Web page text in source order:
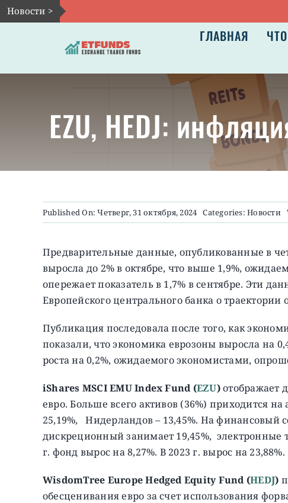
Skip
to
Новости >
ГЛАВНАЯ
EZU, HEDJ:
Published On: Четверг, 31 октября, 2024 Categories:Новости
Предварительные данные, опубликованные в
выросла до 2% в октябре, что выше 1,9%,
опережает показатель в 1,7% в сентябре. Эти
Европейского центрального банка о
Публикация последовала после того, как
показали, что экономика еврозоны выросла на
роста на 0,2%, ожидаемого экономистами,
iShares MSCI EMU Index Fund (EZU)отображает
евро. Больше всего активов (36%) приходится
25,19%, Нидерландов – 13,45%. На финансовый
дискреционный занимает 19,45%, электронные
г. фонд вырос на 8,27%. В 2023 г. вырос на 23,88%.
WisdomTree Europe Hedged Equity Fund (HEDJ)
обесценивания евро за счет использования